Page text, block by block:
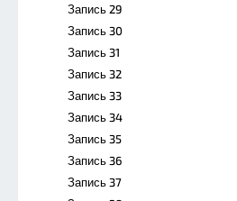
Запись 29
Запись 30
Запись 31
Запись 32
Запись 33
Запись 34
Запись 35
Запись 36
Запись 37